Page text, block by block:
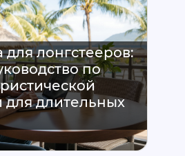
для лонгстееров:
по
для длительных